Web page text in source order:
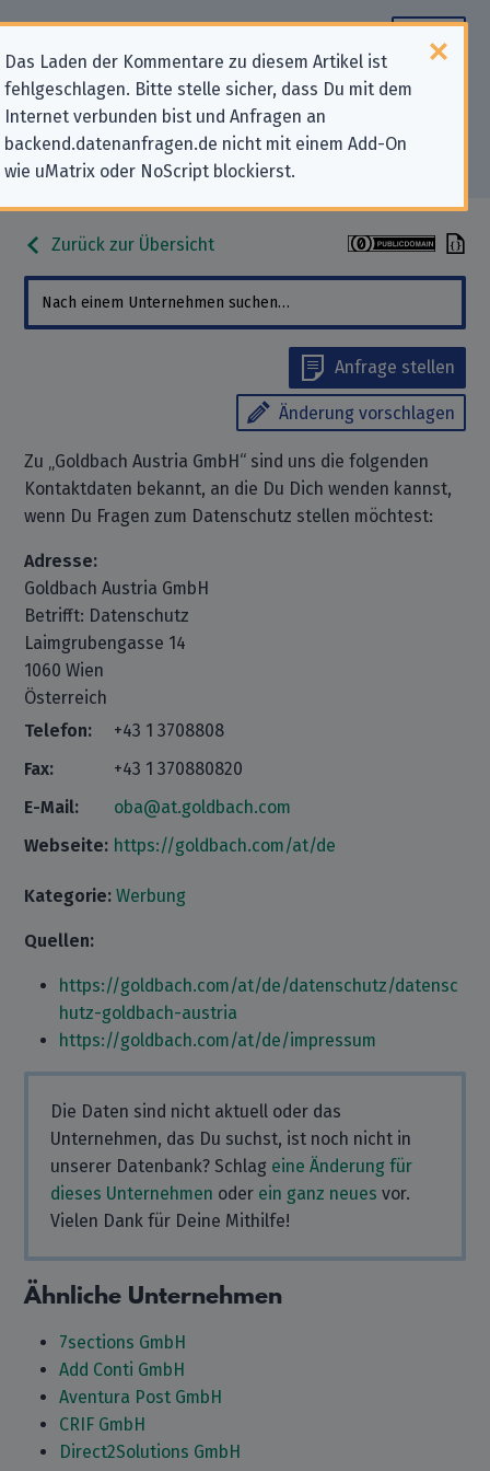
Das Laden der Kommentare zu diesem Artikel ist
fehlgeschlagen. Bitte stelle sicher, dass Du mit dem
Internet verbunden bist und Anfragen an
backend.datenanfragen.de nicht mit einem Add-On
wie uMatrix oder NoScript blockierst.
Datenschutz-Kontaktdaten für
„Goldbach Austria GmbH“
Zurück zur Übersicht
Anfrage stellen
Änderung vorschlagen
Zu „Goldbach Austria GmbH“ sind uns die folgenden
Kontaktdaten bekannt, an die Du Dich wenden kannst,
wenn Du Fragen zum Datenschutz stellen möchtest:
Adresse:
Goldbach Austria GmbH
Betrifft: Datenschutz
Laimgrubengasse 14
1060 Wien
Österreich
Telefon:
+43 1 3708808
Fax:
+43 1 370880820
E-Mail:
oba@at.goldbach.com
Webseite: https://goldbach.com/at/de
Kategorie: Werbung
Quellen:
https://goldbach.com/at/de/datenschutz/datensc
hutz-goldbach-austria
https://goldbach.com/at/de/impressum
Die Daten sind nicht aktuell oder das
Unternehmen, das Du suchst, ist noch nicht in
unserer Datenbank? Schlag eine Änderung für
dieses Unternehmen oder ein ganz neues vor.
Vielen Dank für Deine Mithilfe!
Ähnliche Unternehmen
7sections GmbH
Add Conti GmbH
Aventura Post GmbH
CRIF GmbH
Direct2Solutions GmbH